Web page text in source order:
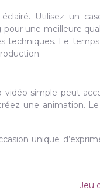
Utilisez un
une meilleure
techniques. Le
simple peut
une animation.
unique
Jeu